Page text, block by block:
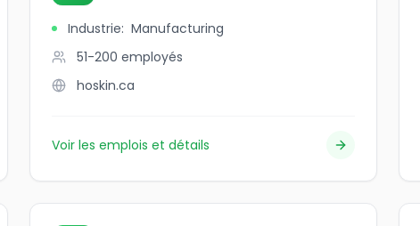
Industrie: Manufacturing
51-200 employés
hoskin.ca
Voir les emplois et détails